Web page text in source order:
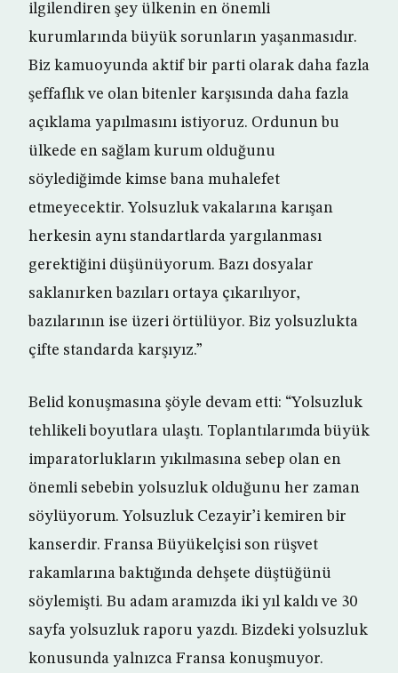
ilgilendiren şey ülkenin en önemli
kurumlarında büyük sorunların yaşanmasıdır.
Biz kamuoyunda aktif bir parti olarak daha fazla
şeffaflık ve olan bitenler karşısında daha fazla
açıklama yapılmasını istiyoruz. Ordunun bu
ülkede en sağlam kurum olduğunu
söylediğimde kimse bana muhalefet
etmeyecektir. Yolsuzluk vakalarına karışan
herkesin aynı standartlarda yargılanması
gerektiğini düşünüyorum. Bazı dosyalar
saklanırken bazıları ortaya çıkarılıyor,
bazılarının ise üzeri örtülüyor. Biz yolsuzlukta
çifte standarda karşıyız.”
Belid konuşmasına şöyle devam etti: “Yolsuzluk
tehlikeli boyutlara ulaştı. Toplantılarımda büyük
imparatorlukların yıkılmasına sebep olan en
önemli sebebin yolsuzluk olduğunu her zaman
söylüyorum. Yolsuzluk Cezayir’i kemiren bir
kanserdir. Fransa Büyükelçisi son rüşvet
rakamlarına baktığında dehşete düştüğünü
söylemişti. Bu adam aramızda iki yıl kaldı ve 30
sayfa yolsuzluk raporu yazdı. Bizdeki yolsuzluk
konusunda yalnızca Fransa konuşmuyor.